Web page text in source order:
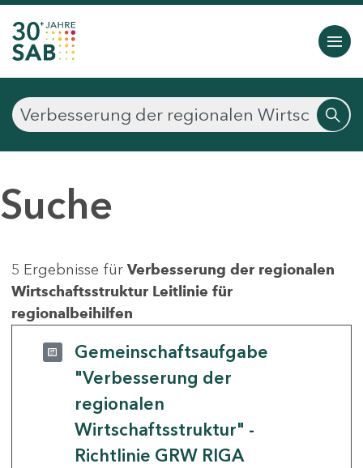
Suche
5 Ergebnisse für Verbesserung der regionalen
Wirtschaftsstruktur Leitlinie für
regionalbeihilfen
Gemeinschaftsaufgabe
"Verbesserung der
regionalen
Wirtschaftsstruktur" -
Richtlinie GRW RIGA